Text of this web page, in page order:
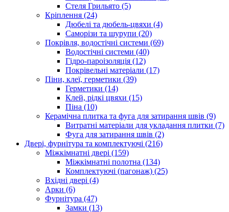
Стеля Грильято (5)
Кріплення (24)
Дюбелі та дюбель-цвяхи (4)
Саморізи та шурупи (20)
Покрівля, водостічні системи (69)
Водостічні системи (40)
Гідро-пароізоляція (12)
Покрівельні матеріали (17)
Піни, клеї, герметики (39)
Герметики (14)
Клей, рідкі цвяхи (15)
Піна (10)
Керамічна плитка та фуга для затирання швів (9)
Витратні матеріали для укладання плитки (7)
Фуга для затирання швів (2)
Двері, фурнітура та комплектуючі (216)
Міжкімнатні двері (159)
Міжкімнатні полотна (134)
Комплектуючі (пагонаж) (25)
Вхідні двері (4)
Арки (6)
Фурнітура (47)
Замки (13)